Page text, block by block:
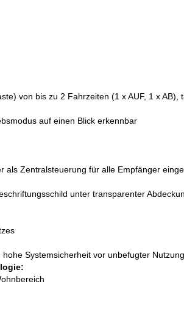
von bis zu 2 Fahrzeiten (1 x AUF, 1 x AB),
auf einen Blick erkennbar
als Zentralsteuerung für alle Empfänger
unter transparenter
Systemsicherheit vor unbefugter Nutzung